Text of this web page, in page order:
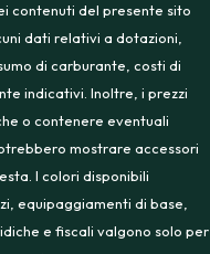
contenuti del presente sito
dati relativi a dotazioni,
di carburante, costi di
indicativi. Inoltre, i prezzi
o contenere eventuali
mostrare accessori
I colori disponibili
equipaggiamenti di base,
e fiscali valgono solo per